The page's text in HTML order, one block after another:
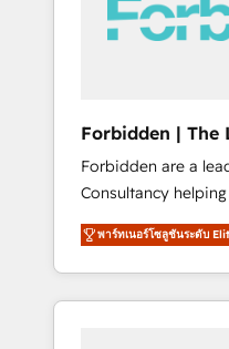
Shopify, Oneflow. 💻 Développements
custom : CRM UI
B2B, Immobilier,
livrables : migration
implémentation
Hub,
réel, formation équipes. 🏆 +350
livrés. Accrédités HubSpot CRM
Implementation,
Forbidden | The
Consultancy
Forbidden are a
Consultancy
the full potential of
businesses invest
the ROI they
messy data, and
พาร์ทเนอร์โซลูชันระดับ